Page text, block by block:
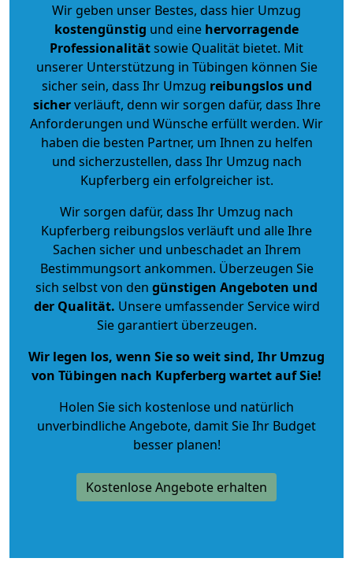
Wir geben unser Bestes, dass hier Umzug
kostengünstig und eine hervorragende
Professionalitätsowie Qualität bietet. Mit
unserer Unterstützung in Tübingen können Sie
sicher sein, dass Ihr Umzug reibungslos und
sicherverläuft, denn wir sorgen dafür, dass Ihre
Anforderungen und Wünsche erfüllt werden. Wir
haben die besten Partner, um Ihnen zu helfen
und sicherzustellen, dass Ihr Umzug nach
Kupferberg ein erfolgreicher ist.
Wir sorgen dafür, dass Ihr Umzug nach
Kupferberg reibungslos verläuft und alle Ihre
Sachen sicher und unbeschadet an Ihrem
Bestimmungsort ankommen. Überzeugen Sie
sich selbst von den günstigen Angeboten und
der Qualität. Unsere umfassender Service wird
Sie garantiert überzeugen.
Wir legen los, wenn Sie so weit sind, Ihr Umzug
von Tübingen nach Kupferberg wartet auf Sie!
Holen Sie sich kostenlose und natürlich
unverbindliche Angebote, damit Sie Ihr Budget
besser planen!
Kostenlose Angebote erhalten